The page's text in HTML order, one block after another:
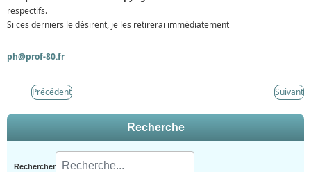
respectifs.
Si ces derniers le désirent, je les retirerai immédiatement
ph@prof-80.fr
Précédent Suivant
Recherche
Rechercher